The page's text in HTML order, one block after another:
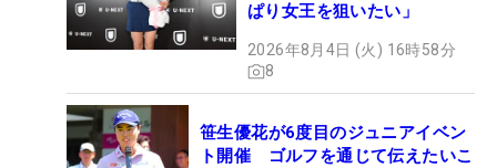
ぱり女王を狙いたい」
2026年8月4日 (火) 16時58分
8
笹生優花が6度目のジュニアイベン
ト開催 ゴルフを通じて伝えたいこ